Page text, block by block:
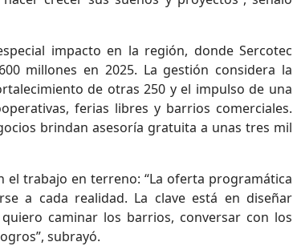
impacto en la región, donde Sercotec
millones en 2025. La gestión considera la
de otras 250 y el impulso de una
ferias libres y barrios comerciales.
brindan asesoría gratuita a unas tres mil
el trabajo en terreno: “La oferta programática
a cada realidad. La clave está en diseñar
caminar los barrios, conversar con los
subrayó.